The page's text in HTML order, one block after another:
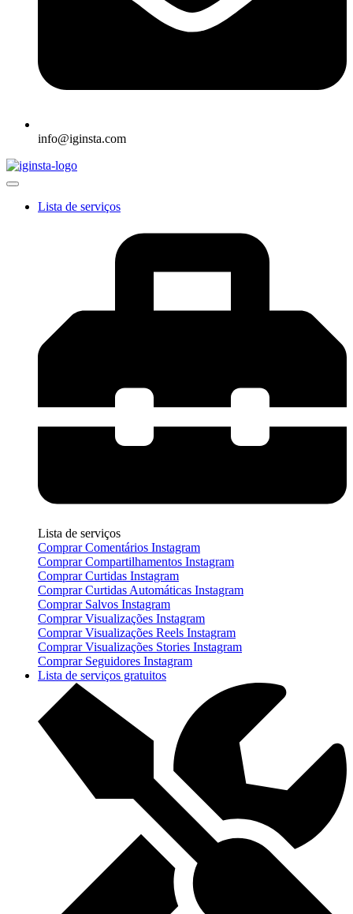
info@iginsta.com
Lista de serviços
Lista de serviços
Comprar Comentários Instagram
Comprar Compartilhamentos Instagram
Comprar Curtidas Instagram
Comprar Curtidas Automáticas Instagram
Comprar Salvos Instagram
Comprar Visualizações Instagram
Comprar Visualizações Reels Instagram
Comprar Visualizações Stories Instagram
Comprar Seguidores Instagram
Lista de serviços gratuitos